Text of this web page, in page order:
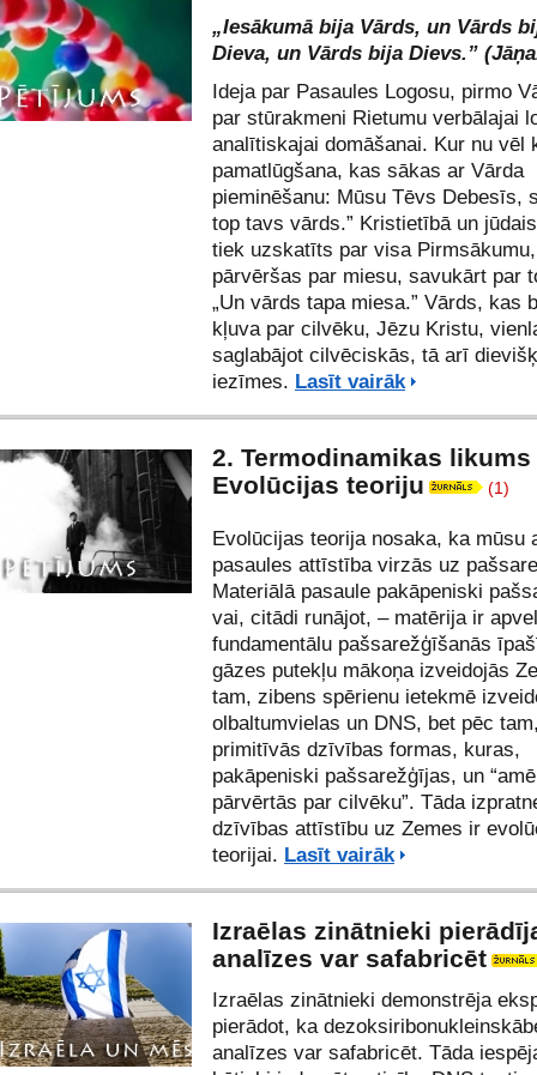
„Iesākumā bija Vārds, un Vārds
Dieva, un Vārds bija Dievs.”
Ideja par Pasaules Logosu, pirmo
par stūrakmeni Rietumu verbālajai
analītiskajai domāšanai. Kur nu vēl
pamatlūgšana, kas sākas ar Vārda
pieminēšanu: Mūsu Tēvs Debesīs,
top tavs vārds.” Kristietībā un
tiek uzskatīts par visa
pārvēršas par miesu, savukārt par
„Un vārds tapa miesa.” Vārds, kas
kļuva par cilvēku, Jēzu Kristu,
saglabājot cilvēciskās, tā arī
iezīmes. Lasīt vairāk
2. Termodinamikas likums
Evolūcijas teoriju
(1)
Evolūcijas teorija nosaka, ka mūsu
pasaules attīstība virzās uz
Materiālā pasaule pakāpeniski
vai, citādi runājot, – matērija ir
fundamentālu pašsarežģīšanās
gāzes putekļu mākoņa izveidojās
tam, zibens spērienu ietekmē
olbaltumvielas un DNS, bet pēc
primitīvās dzīvības formas, kuras,
pakāpeniski pašsarežģījas, un
pārvērtās par cilvēku”. Tāda
dzīvības attīstību uz Zemes ir
teorijai. Lasīt vairāk
Izraēlas zinātnieki
analīzes var safabricēt
Izraēlas zinātnieki demonstrēja
pierādot, ka
analīzes var safabricēt. Tāda